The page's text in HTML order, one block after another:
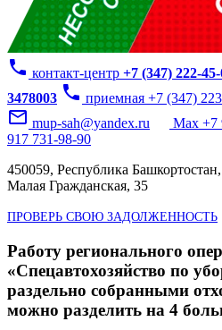
phone контакт-центр +7 (347) 222-
3478003 phone приемная +7 (347)
mail_outline mup-sah@yandex.ru Max +7
917 731-98-90
450059, Республика
Малая Гражданская, 35
ПРОВЕРЬ СВОЮ ЗАДОЛЖЕННОСТЬ
Работу регионального
«Спецавтохозяйство по
раздельно собранными
можно разделить на 4